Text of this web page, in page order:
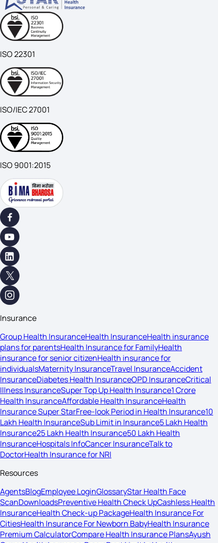
ISO 22301
ISO/IEC 27001
ISO 9001:2015
Insurance
Group Health InsuranceHealth InsuranceHealth insurance
plans for parentsHealth Insurance for FamilyHealth
insurance for senior citizenHealth insurance for
individualsMaternity InsuranceTravel InsuranceAccident
InsuranceDiabetes Health InsuranceOPD InsuranceCritical
Illness InsuranceSuper Top Up Health Insurance1 Crore
Health InsuranceAffordable Health InsuranceHealth
Insurance Super StarFree-look Period in Health Insurance10
Lakh Health InsuranceSub Limit in Insurance5 Lakh Health
Insurance25 Lakh Health Insurance50 Lakh Health
InsuranceHospitals InfoCancer InsuranceTalk to
DoctorHealth Insurance for NRI
Resources
AgentsBlogEmployee LoginGlossaryStar Health Face
ScanDownloadsPreventive Health Check UpCashless Health
InsuranceHealth Check-up PackageHealth Insurance For
CitiesHealth Insurance For Newborn BabyHealth Insurance
Premium CalculatorCompare Health Insurance PlansAyush